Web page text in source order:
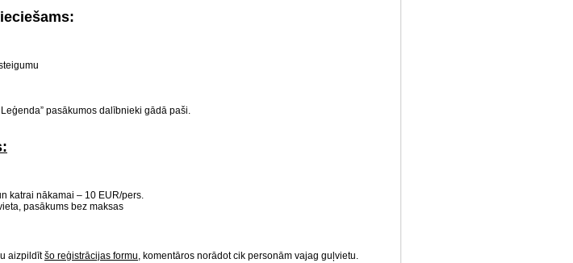
pasākumos dalībnieki gādā paši.
katrai nākamai – 10 EUR/pers.
pasākums bez maksas
aizpildītšo reģistrācijas formu, komentāros norādot cik personām vajag guļvietu.